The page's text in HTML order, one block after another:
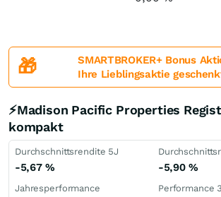
🎁
SMARTBROKER+ Bonus
Ihre Lieblingsaktie
⚡Madison Pacific Properties
kompakt
Durchschnittsrendite 5J
-5,67% -5,90%
Jahresperformance Performance